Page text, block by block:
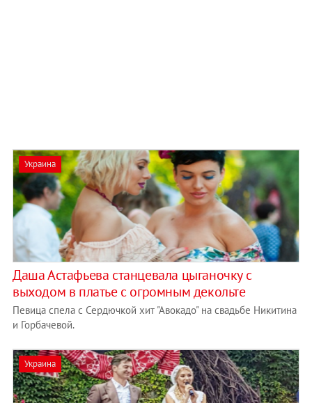
Украина
Даша Астафьева станцевала цыганочку с
выходом в платье с огромным декольте
Певица спела с Сердючкой хит "Авокадо" на свадьбе Никитина
и Горбачевой.
Украина